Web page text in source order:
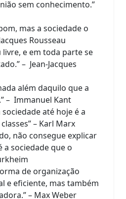
sem conhecimento.”
mas a sociedade o
Rousseau
livre, e em toda parte se
– Jean-Jacques
além daquilo que a
– Immanuel Kant
até hoje é a
– Karl Marx
não consegue explicar
a sociedade que o
de organização
e eficiente, mas também
– Max Weber